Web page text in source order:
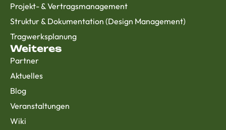
Projekt- & Vertragsmanagement
Struktur & Dokumentation (Design Management)
Tragwerksplanung
Weiteres
Partner
Aktuelles
Blog
Veranstaltungen
Wiki